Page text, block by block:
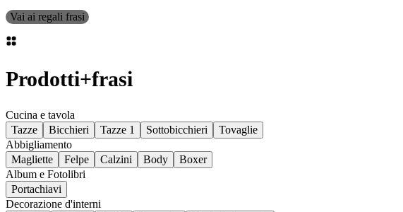
Vai ai regali frasi
Prodotti+frasi
Cucina e tavola
Tazze
Bicchieri Tazze 1 Sottobicchieri
Tovaglie
Abbigliamento
Magliette
Felpe Calzini Body
Boxer
Album e Fotolibri
Portachiavi
Decorazione d'interni